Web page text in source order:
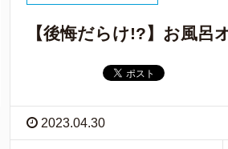
【後悔だらけ!?】お風呂
2023.04.30